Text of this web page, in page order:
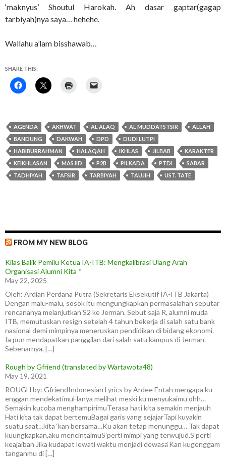
‘maknyus’ Shoutul Harokah. Ah dasar gaptar(gagap
tarbiyah)nya saya… hehehe.
Wallahu a’lam bisshawab…
SHARE THIS:
AGENDA AKHWAT AL ALAQ AL MUDDATSTSIR
ALLAH
BANDUNG
DAKWAH DPD
DUDI LUTPI
HABIBURRAHMAN
HALAQAH IKHLAS JILBAB
KARAKTER
KEIKHLASAN
MASJID P2B PILKADA PTDI
SABAR
TADHIYAH
TAFSIR TARBIYAH TAUJIH UST. TATE
FROM MY NEW BLOG
Kilas Balik Pemilu Ketua IA-ITB: Mengkalibrasi Ulang Arah
Organisasi Alumni Kita *
May 22, 2025
Oleh: Ardian Perdana Putra (Sekretaris Eksekutif IA-ITB Jakarta)
Dengan malu-malu, sosok itu mengungkapkan permasalahan seputar
rencananya melanjutkan S2 ke Jerman. Sebut saja R, alumni muda
ITB, memutuskan resign setelah 4 tahun bekerja di salah satu bank
nasional demi mimpinya meneruskan pendidikan di bidang ekonomi.
Ia pun mendapatkan panggilan dari salah satu kampus di Jerman.
Sebenarnya, […]
Rough by Gfriend (translated by Wartawota48)
May 19, 2021
ROUGH by: GfriendIndonesian Lyrics by Ardee Entah mengapa ku
enggan mendekatimuHanya melihat meski ku menyukaimu ohh…
Semakin kucoba menghampirimuTerasa hati kita semakin menjauh
Hati kita tak dapat bertemuBagai garis yang sejajarTapi kuyakin
suatu saat…kita ‘kan bersama…Ku akan tetap menunggu… Tak dapat
kuungkapkan,aku mencintaimuS’perti mimpi yang terwujud,S’perti
keajaiban Jika kudapat lewati waktu menjadi dewasa‘Kan kugenggam
tanganmu di […]